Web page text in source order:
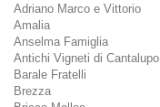
Adriano Marco e Vittorio
Amalia
Anselma Famiglia
Antichi Vigneti di Cantalupo
Barale Fratelli
Brezza